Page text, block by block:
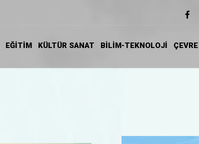
EĞİTIM KÜLTÜR SANAT BİLİM-TEKNOLOJİ ÇEVRE